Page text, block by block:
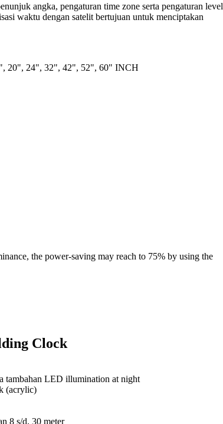
angka, pengaturan time zone serta pengaturan level
waktu dengan satelit bertujuan untuk menciptakan
20", 24", 32", 42", 52", 60" INCH
the power-saving may reach to 75% by using the
Clock
tambahan LED illumination at night
(acrylic)
8 s/d. 30 meter